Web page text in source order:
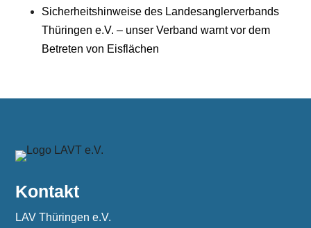
Sicherheitshinweise des Landesanglerverbands
Thüringen e.V. – unser Verband warnt vor dem
Betreten von Eisflächen
Kontakt
LAV Thüringen e.V.